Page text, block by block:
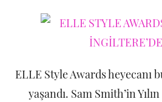
ELLE Style Awards heyecanı
yaşandı. Sam Smith’in